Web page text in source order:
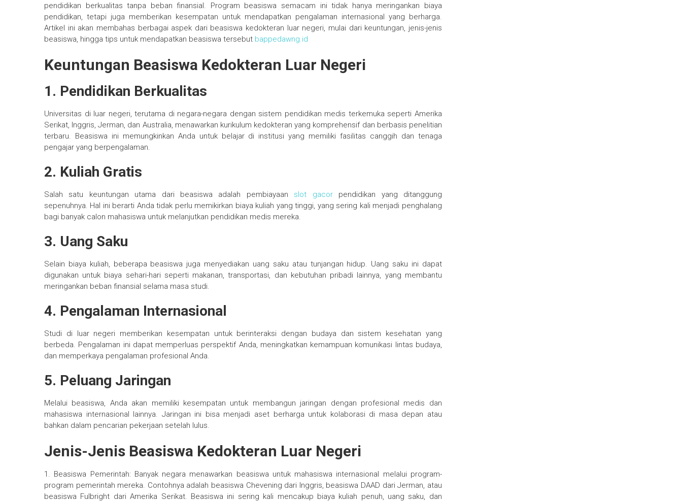
pendidikan berkualitas tanpa beban finansial. Program beasiswa semacam ini tidak hanya meringankan biaya
pendidikan, tetapi juga memberikan kesempatan untuk mendapatkan pengalaman internasional yang berharga.
Artikel ini akan membahas berbagai aspek dari beasiswa kedokteran luar negeri, mulai dari keuntungan, jenis-jenis
beasiswa, hingga tips untuk mendapatkan beasiswa tersebut bappedawng.id
Keuntungan Beasiswa Kedokteran Luar Negeri
1. Pendidikan Berkualitas
Universitas di luar negeri, terutama di negara-negara dengan sistem pendidikan medis terkemuka seperti Amerika
Serikat, Inggris, Jerman, dan Australia, menawarkan kurikulum kedokteran yang komprehensif dan berbasis penelitian
terbaru. Beasiswa ini memungkinkan Anda untuk belajar di institusi yang memiliki fasilitas canggih dan tenaga
pengajar yang berpengalaman.
2. Kuliah Gratis
Salah satu keuntungan utama dari beasiswa adalah pembiayaan slot gacorpendidikan yang ditanggung
sepenuhnya. Hal ini berarti Anda tidak perlu memikirkan biaya kuliah yang tinggi, yang sering kali menjadi penghalang
bagi banyak calon mahasiswa untuk melanjutkan pendidikan medis mereka.
3. Uang Saku
Selain biaya kuliah, beberapa beasiswa juga menyediakan uang saku atau tunjangan hidup. Uang saku ini dapat
digunakan untuk biaya sehari-hari seperti makanan, transportasi, dan kebutuhan pribadi lainnya, yang membantu
meringankan beban finansial selama masa studi.
4. Pengalaman Internasional
Studi di luar negeri memberikan kesempatan untuk berinteraksi dengan budaya dan sistem kesehatan yang
berbeda. Pengalaman ini dapat memperluas perspektif Anda, meningkatkan kemampuan komunikasi lintas budaya,
dan memperkaya pengalaman profesional Anda.
5. Peluang Jaringan
Melalui beasiswa, Anda akan memiliki kesempatan untuk membangun jaringan dengan profesional medis dan
mahasiswa internasional lainnya. Jaringan ini bisa menjadi aset berharga untuk kolaborasi di masa depan atau
bahkan dalam pencarian pekerjaan setelah lulus.
Jenis-Jenis Beasiswa Kedokteran Luar Negeri
1. Beasiswa Pemerintah: Banyak negara menawarkan beasiswa untuk mahasiswa internasional melalui program-
program pemerintah mereka. Contohnya adalah beasiswa Chevening dari Inggris, beasiswa DAAD dari Jerman, atau
beasiswa Fulbright dari Amerika Serikat. Beasiswa ini sering kali mencakup biaya kuliah penuh, uang saku, dan